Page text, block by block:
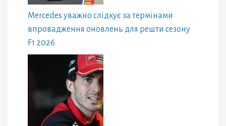
Mercedes уважно слідкує за термінами
впровадження оновлень для решти сезону
F1 2026